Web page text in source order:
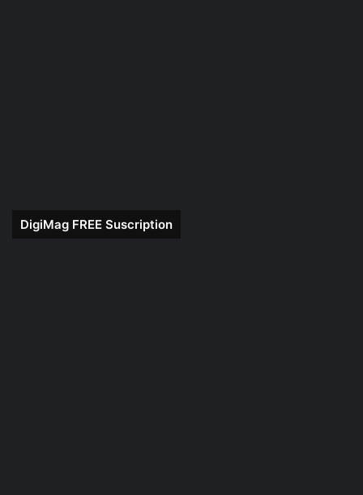
DigiMag FREE Suscription